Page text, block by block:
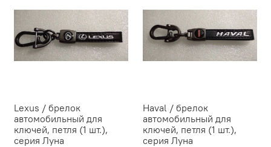
Lexus / брелок
автомобильный для
ключей, петля (1 шт.),
серия Луна
Haval / брелок
автомобильный для
ключей, петля (1 шт.),
серия Луна